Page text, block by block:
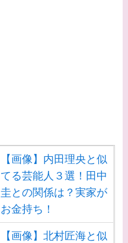
【画像】内田理央と似
てる芸能人３選！田中
圭との関係は？実家が
お金持ち！
【画像】北村匠海と似